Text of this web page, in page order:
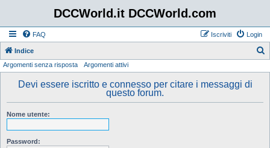
DCCWorld.it DCCWorld.com
FAQ Login
Iscriviti
Indice
Argomenti senza risposta Argomenti attivi
Devi essere iscritto e connesso per citare i messaggi di
questo forum.
Nome utente:
Password: